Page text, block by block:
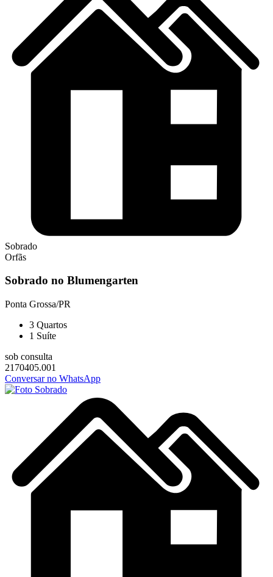
Sobrado
Orfãs
Sobrado no Blumengarten
Ponta Grossa/PR
3 Quartos
1 Suíte
sob consulta
2170405.001
Conversar no WhatsApp